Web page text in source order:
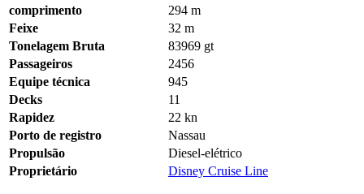
comprimento
294 m
Feixe
32 m
Tonelagem Bruta
83969 gt
Passageiros
2456
Equipe técnica
945
Decks
11
Rapidez
22 kn
Porto de registro
Nassau
Propulsão
Diesel-elétrico
Proprietário
Disney Cruise Line